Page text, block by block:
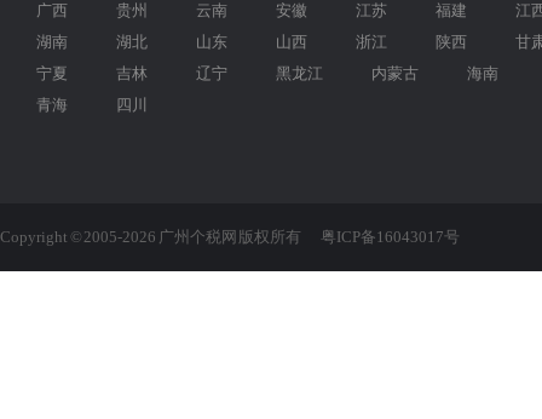
广西
贵州 云南 安徽 江苏 福建
江
湖南
湖北 山东 山西 浙江 陕西
甘
宁夏
吉林 辽宁 黑龙江 内蒙古
海南
青海
四川
Copyright © 2005-2026 广州个税网 版权所有 粤ICP备16043017号